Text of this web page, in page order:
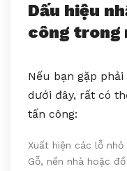
Dấu hiệu
công trong
Nếu bạn gặp
dưới đây, rất có
tấn công:
Xuất hiện các lỗ
Gỗ, nền nhà hoặc